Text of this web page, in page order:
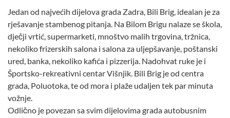
Jedan od najvećih dijelova grada Zadra, Bili Brig, idealan je za
rješavanje stambenog pitanja. Na Bilom Brigu nalaze se škola,
dječji vrtić, supermarketi, mnoštvo malih trgovina, tržnica,
nekoliko frizerskih salona i salona za uljepšavanje, poštanski
ured, banka, nekoliko kafića i pizzerija. Nadohvat ruke je i
Športsko-rekreativni centar Višnjik. Bili Brig je od centra
grada, Poluotoka, te od mora i plaže udaljen tek par minuta
vožnje.
Odlično je povezan sa svim dijelovima grada autobusnim